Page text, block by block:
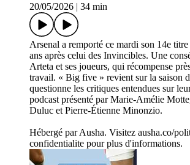
20/05/2026
34 min
Arsenal a remporté ce mardi son 14e
ans après celui des Invincibles. Une
Arteta et ses joueurs, qui récompense
travail. « Big five » revient sur la saison
questionne les critiques entendues sur
podcast présenté par Marie-Amélie
Duluc et Pierre-Étienne Minonzio.
Hébergé par Ausha. Visitez ausha.co/
confidentialite pour plus d'informations.